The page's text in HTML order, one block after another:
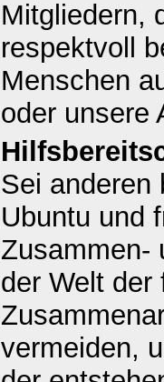
Mitgliedern,
respektvoll
Menschen
oder unsere
Sei anderen
Ubuntu und
Zusammen-
der Welt der
vermeiden,